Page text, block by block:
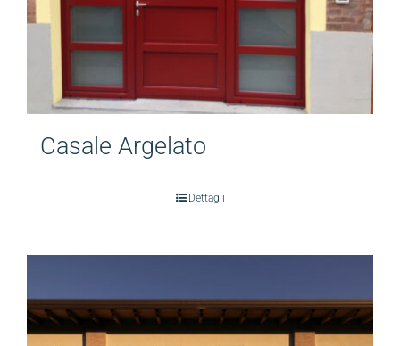
Casale Argelato
Dettagli